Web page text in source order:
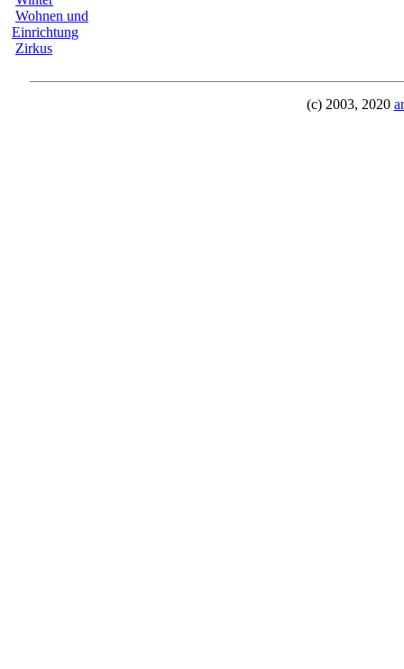
Wohnen und
Einrichtung
Zirkus
(c) 2003, 2020